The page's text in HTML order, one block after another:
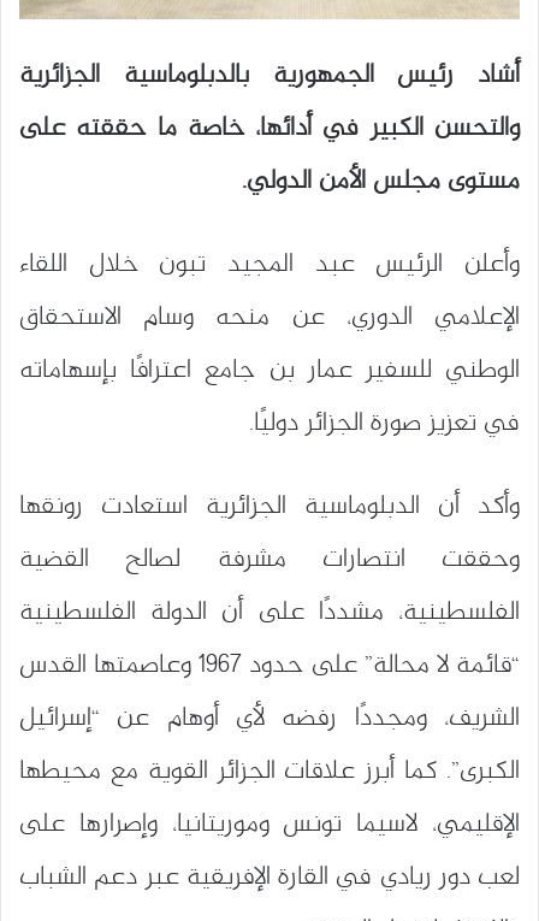
أشاد رئيس الجمهورية بالدبلوماسية الجزائرية
والتحسن الكبير في أدائها، خاصة ما حققته على
مستوى مجلس الأمن الدولي.
وأعلن الرئيس عبد المجيد تبون خلال اللقاء
الإعلامي الدوري، عن منحه وسام الاستحقاق
الوطني للسفير عمار بن جامع اعترافًا بإسهاماته
في تعزيز صورة الجزائر دوليًا.
وأكد أن الدبلوماسية الجزائرية استعادت رونقها
وحققت انتصارات مشرفة لصالح القضية
الفلسطينية، مشددًا على أن الدولة الفلسطينية
“قائمة لا محالة” على حدود 1967 وعاصمتها القدس
الشريف، ومجددًا رفضه لأي أوهام عن “إسرائيل
الكبرى”. كما أبرز علاقات الجزائر القوية مع محيطها
الإقليمي، لاسيما تونس وموريتانيا، وإصرارها على
لعب دور ريادي في القارة الإفريقية عبر دعم الشباب